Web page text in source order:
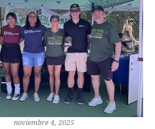
noviembre 4, 2025